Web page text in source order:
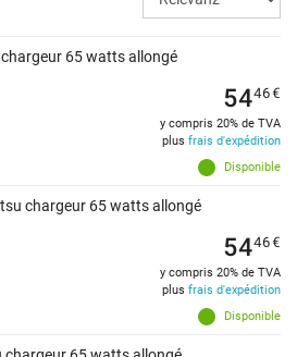
65 watts allongé
Disponible
5446€
y compris 20% de TVA
plus frais d'expédition
chargeur 65 watts allongé
Disponible
5446€
y compris 20% de TVA
plus frais d'expédition